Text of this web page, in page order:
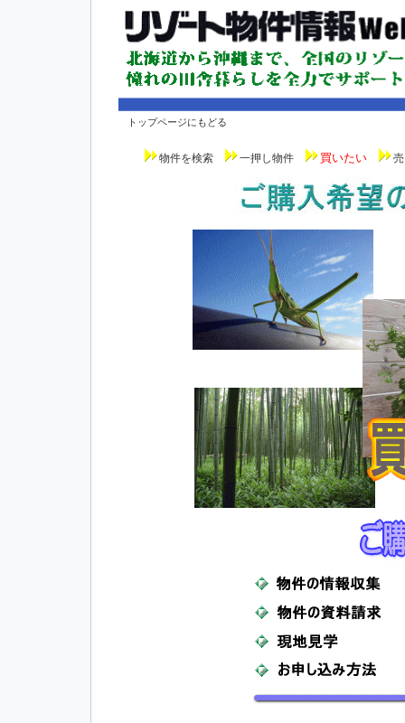
トップページにもどる
物件を検索 一押し物件 買いたい